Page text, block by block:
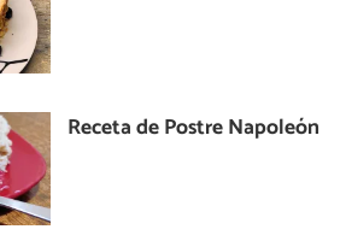
Receta de Postre Napoleón